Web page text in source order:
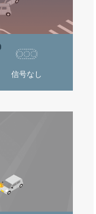
信号なし